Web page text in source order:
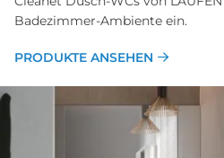
Badezimmer-Ambiente ein.
PRODUKTE ANSEHEN